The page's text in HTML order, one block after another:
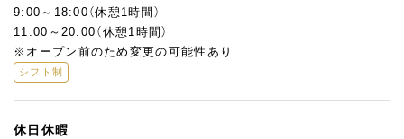
9:00～18:00（休憩1時間）
11:00～20:00（休憩1時間）
※オープン前のため変更の可能性あり
シフト制
休日休暇